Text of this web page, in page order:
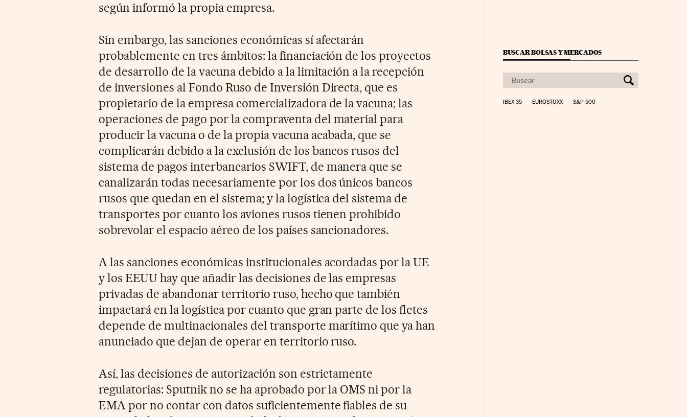
según informó la propia empresa.
Sin embargo, las sanciones económicas sí afectarán
probablemente en tres ámbitos: la financiación de los proyectos
de desarrollo de la vacuna debido a la limitación a la recepción
de inversiones al Fondo Ruso de Inversión Directa, que es
propietario de la empresa comercializadora de la vacuna; las
operaciones de pago por la compraventa del material para
producir la vacuna o de la propia vacuna acabada, que se
complicarán debido a la exclusión de los bancos rusos del
sistema de pagos interbancarios SWIFT, de manera que se
canalizarán todas necesariamente por los dos únicos bancos
rusos que quedan en el sistema; y la logística del sistema de
transportes por cuanto los aviones rusos tienen prohibido
sobrevolar el espacio aéreo de los países sancionadores.
A las sanciones económicas institucionales acordadas por la UE
y los EEUU hay que añadir las decisiones de las empresas
privadas de abandonar territorio ruso, hecho que también
impactará en la logística por cuanto que gran parte de los fletes
depende de multinacionales del transporte marítimo que ya han
anunciado que dejan de operar en territorio ruso.
Así, las decisiones de autorización son estrictamente
regulatorias: Sputnik no se ha aprobado por la OMS ni por la
EMA por no contar con datos suficientemente fiables de su
BUSCAR BOLSAS Y MERCADOS
IBEX 35 EUROSTOXX S&P 500